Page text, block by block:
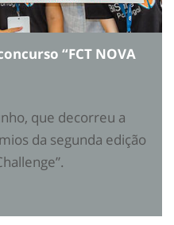
“FCT NOVA
que decorreu a
da segunda edição